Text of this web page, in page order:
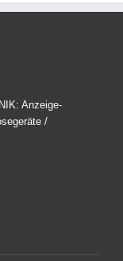
Anzeige-
/